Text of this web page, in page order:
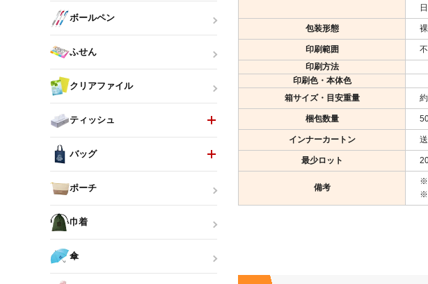
包装形態
印刷範囲
印刷方法
印刷色・本体色
箱サイズ・目安重量
梱包数量
インナーカートン
最少ロット
備考
※
※
ボールペン
ふせん
クリアファイル
ティッシュ
バッグ
ポーチ
巾着
傘